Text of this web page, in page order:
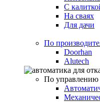
С
На сваях
Для дачи
По
Doorhan
Alutech
По управлению